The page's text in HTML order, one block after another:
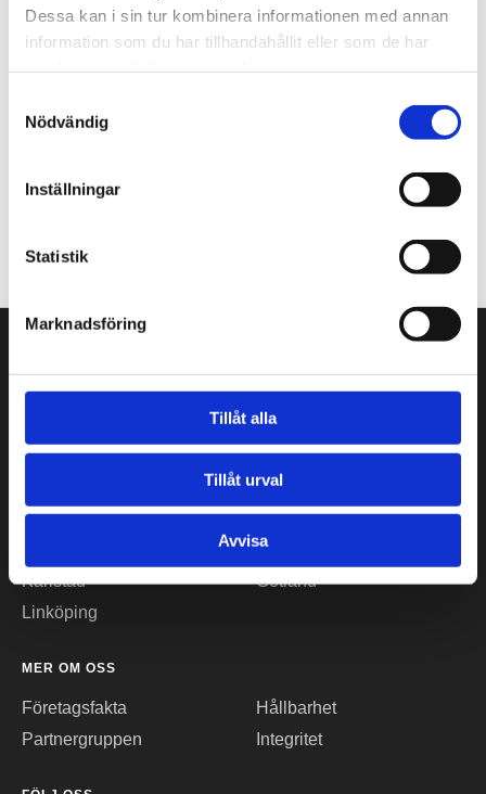
Dessa kan i sin tur kombinera informationen med annan
information som du har tillhandahållit eller som de har
Nödvändig
Inställningar
Statistik
Marknadsföring
Tillåt alla
Tillåt urval
Avvisa
Prenumerera gärna på TengbomTelegram.
kontakt.
hej@tengbom.se
Stockholm
Malmö
Jönköping
Karlstad
Linköping
Borås
Växjö
Piteå
Luleå
Umeå
Helsingfors
Gotland
MER OM OSS
Företagsfakta
Partnergruppen
Hållbarhet
Integritet